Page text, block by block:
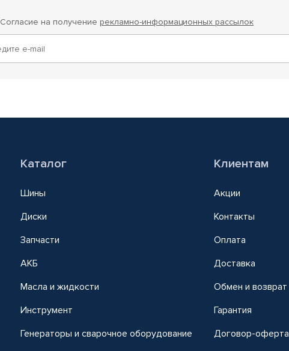
Согласие на получение рекламно-информационных рассылок
Каталог
Шины
Диски
Запчасти
АКБ
Масла и жидкости
Инструмент
Генераторы и сварочное оборудование
Клиентам
Акции
Контакты
Оплата
Доставка
Обмен и возврат
Гарантия
Договор-оферта